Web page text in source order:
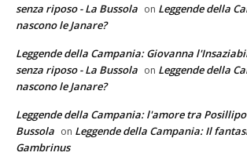
senza riposo - La Bussola on Leggende della
nascono le Janare?
Leggende della Campania: Giovanna
senza riposo - La Bussola on Leggende della
nascono le Janare?
Leggende della Campania: l'amore tra
Bussola on Leggende della Campania: Il
Gambrinus